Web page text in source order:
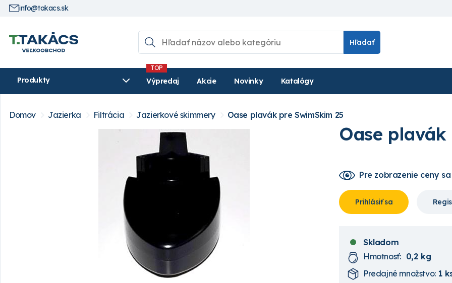
info@takacs.sk
Hľadať
Produkty Výpredaj Akcie Novinky Katalógy
Domov Jazierka Filtrácia Jazierkové skimmery Oase plavák pre SwimSkim 25
Oase
Pre zobrazenie ceny
Prihlásiť sa
Skladom
Hmotnosť: 0,2 kg
Predajné množstvo: 1